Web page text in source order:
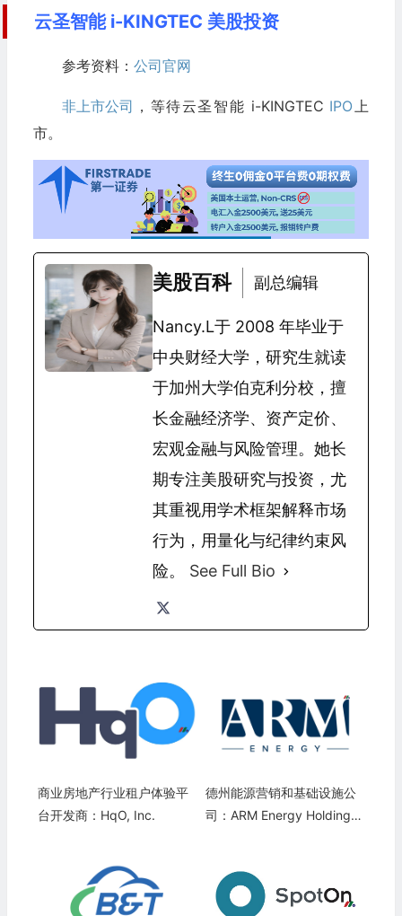
云圣智能 i-KINGTEC 美股投资
参考资料： 公司官网
非上市公司 ，等待云圣智能 i-KINGTEC IPO上
市。
美股百科 副总编辑
Nancy.L于 2008 年毕业于
中央财经大学，研究生就读
于加州大学伯克利分校，擅
长金融经济学、资产定价、
宏观金融与风险管理。她长
期专注美股研究与投资，尤
其重视用学术框架解释市场
行为，用量化与纪律约束风
险。 See Full Bio
商业房地产行业租户体验平
台开发商：HqO, Inc.
德州能源营销和基础设施公
司：ARM Energy Holdings,